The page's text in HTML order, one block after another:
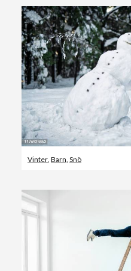
Vinter Barn Snö